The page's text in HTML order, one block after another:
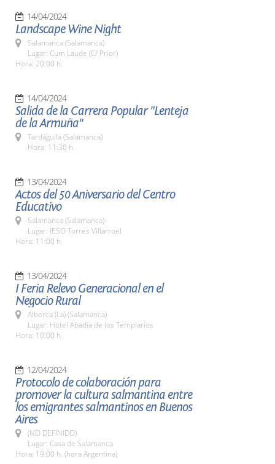
14/04/2024
Landscape Wine Night
Salamanca (Salamanca)
Lugar: Cum Laude (C/ Prior)
Hora: 20:00 h.
14/04/2024
Salida de la Carrera Popular "Lenteja
de la Armuña"
Tardáguila (Salamanca)
Hora: 11:30 h.
13/04/2024
Actos del 50 Aniversario del Centro
Educativo
Salamanca (Salamanca)
Lugar: IESO Torres Villarroel
Hora: 11:00 h.
13/04/2024
I Feria Relevo Generacional en el
Negocio Rural
Alberca (La) (Salamanca)
Lugar: Hotel Abadía de los Templarios
Hora: 10:00 h.
12/04/2024
Protocolo de colaboración para
promover la cultura salmantina entre
los emigrantes salmantinos en Buenos
Aires
(NO DEFINIDO)
Lugar: Casa de Salamanca
Hora: 19:00 h. (hora Argentina)